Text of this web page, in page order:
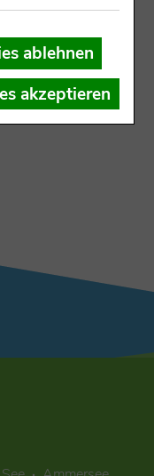
nicht
ablehnen
akzeptieren